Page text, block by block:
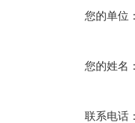
您的单位
您的姓名
联系电话